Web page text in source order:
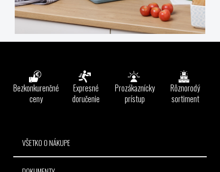
Bezkonkurenčné
ceny
Expresné
doručenie
Prozákaznícky
prístup
Rôznorodý
sortiment
VŠETKO O NÁKUPE